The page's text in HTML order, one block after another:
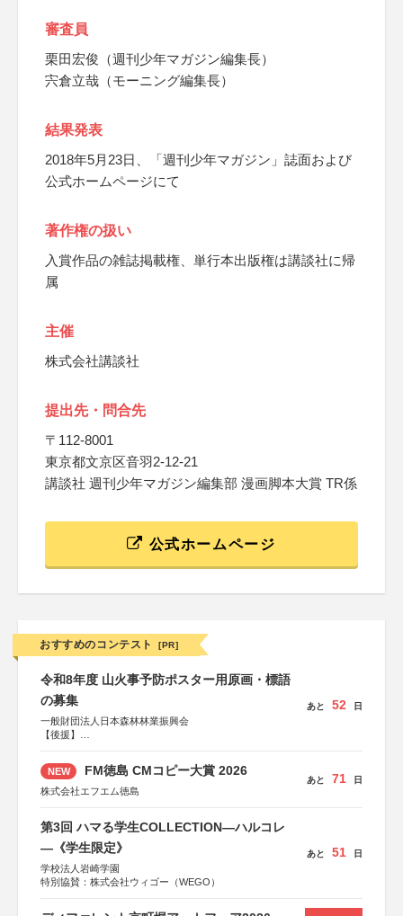
審査員
栗田宏俊（週刊少年マガジン編集長）
宍倉立哉（モーニング編集長）
結果発表
2018年5月23日、「週刊少年マガジン」誌面および
公式ホームページにて
著作権の扱い
入賞作品の雑誌掲載権、単行本出版権は講談社に帰
属
主催
株式会社講談社
提出先・問合先
〒112-8001
東京都文京区音羽2-12-21
講談社 週刊少年マガジン編集部 漫画脚本大賞 TR係
公式ホームページ
おすすめのコンテスト [PR]
令和8年度 山火事予防ポスター用原画・標語
の募集
一般財団法人日本森林林業振興会
【後援】
会、森林火災対策協会
あと 52 日
NEW FM徳島 CMコピー大賞 2026
株式会社エフエム徳島
あと 71 日
第3回 ハマる学生COLLECTION―ハルコレ
―《学生限定》
学校法人岩崎学園
特別協賛：株式会社ウィゴー（WEGO）
あと 51 日